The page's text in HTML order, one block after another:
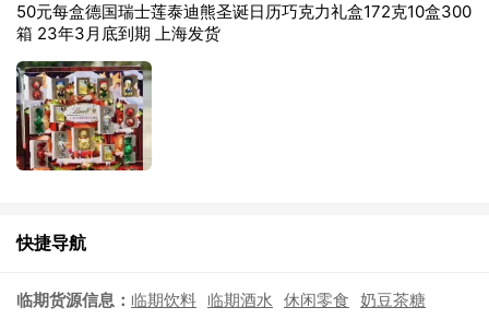
50元每盒德国瑞士莲泰迪熊圣诞日历巧克力礼盒172克10盒300
箱 23年3月底到期 上海发货
快捷导航
临期货源信息： 临期饮料 临期酒水 休闲零食 奶豆茶糖